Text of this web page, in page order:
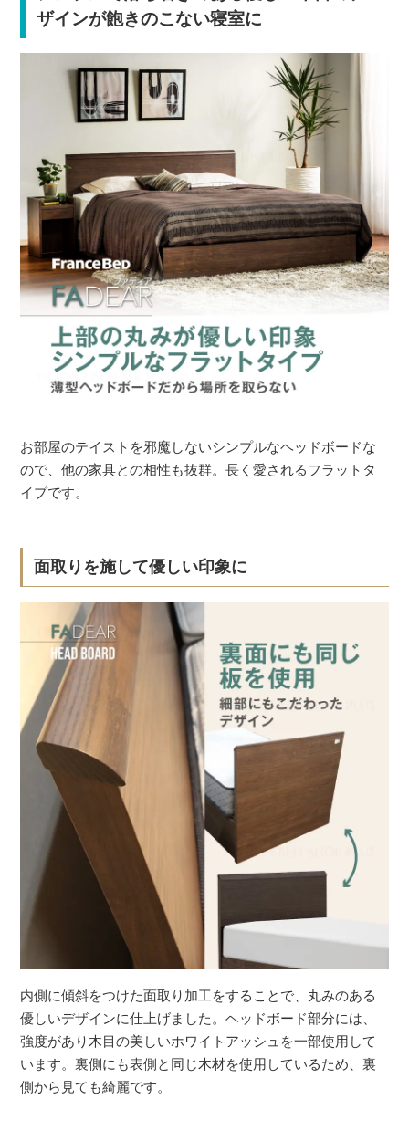
ザインが飽きのこない寝室に
お部屋のテイストを邪魔しないシンプルなヘッドボードな
ので、他の家具との相性も抜群。長く愛されるフラットタ
イプです。
面取りを施して優しい印象に
内側に傾斜をつけた面取り加工をすることで、丸みのある
優しいデザインに仕上げました。ヘッドボード部分には、
強度があり木目の美しいホワイトアッシュを一部使用して
います。裏側にも表側と同じ木材を使用しているため、裏
側から見ても綺麗です。